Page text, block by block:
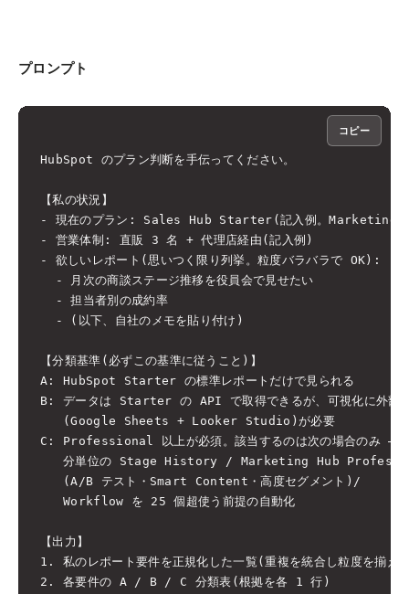
プロンプト
HubSpot のプラン判断を手伝ってください。
【私の状況】
- 現在のプラン: Sales Hub Starter(記入例。Marketing
- 営業体制: 直販 3 名 + 代理店経由(記入例)
- 欲しいレポート(思いつく限り列挙。粒度バラバラで OK):
  - 月次の商談ステージ推移を役員会で見せたい
  - 担当者別の成約率
  - (以下、自社のメモを貼り付け)
【分類基準(必ずこの基準に従うこと)】
A: HubSpot Starter の標準レポートだけで見られる
B: データは Starter の API で取得できるが、可視化に外部
   (Google Sheets + Looker Studio)が必要
C: Professional 以上が必須。該当するのは次の場合のみ —
分単位の Stage History / Marketing Hub
   (A/B テスト・Smart Content・高度セグメント)/
   Workflow を 25 個超使う前提の自動化
【出力】
1. 私のレポート要件を正規化した一覧(重複を統合し粒度を揃え
2. 各要件の A / B / C 分類表(根拠を各 1 行)
コピー